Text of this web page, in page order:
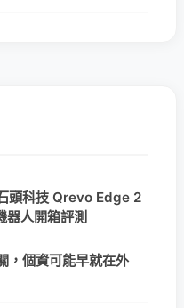
頭科技 Qrevo Edge 2
器人開箱評測
，個資可能早就在外